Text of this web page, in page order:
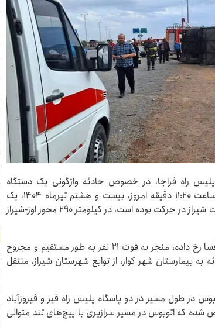
راه فراجا، در خصوص حادثه واژگونی یک دستگاه
اتوبوس اسکانیا در مسیر اوز به شیراز، اعلام کرد:ساعت ۱۱:۲۰ دقیقه امروز، بیست و هشتم تیرماه ۱۴۰۴، یک
دستگاه اتوبوس اسکانیا که از مبدا اوز (قیر) به سمت شیراز در حرکت بوده است، در کیلومتر ۲۹۰ محور اوز-شیراز
این حادثه که در نزدیکی حوزه استحفاظی شیراز-فسا رخ داده، منجر به فوت ۲۱ نفر به طور مستقیم و مجروح
به بیمارستان شهر کوار، از توابع شهرستان شیراز، منتقل
کیلومتر است و اتوبوس در طول مسیر در دو پاسگاه پلیس راه قیر و فیروزآباد
که اتوبوس در مسیر سرازیری با پیچ‌های تند متوالی